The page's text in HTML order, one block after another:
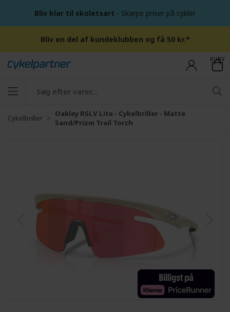
Bliv klar til skoletsart - Skarpe priser på cykler
Bliv en del af kundeklubben og få 50 kr.*
KURV
Cykelbriller
Oakley RSLV Lite - Cykelbriller - Matte
Sand/Prizm Trail Torch